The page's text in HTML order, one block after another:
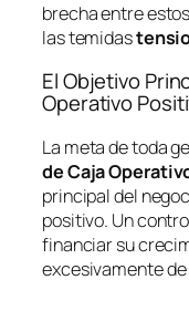
brecha entre
las temidas
El Objetivo
Operativo
La meta de toda
de Caja
principal del
positivo. Un
financiar su
excesivamente de